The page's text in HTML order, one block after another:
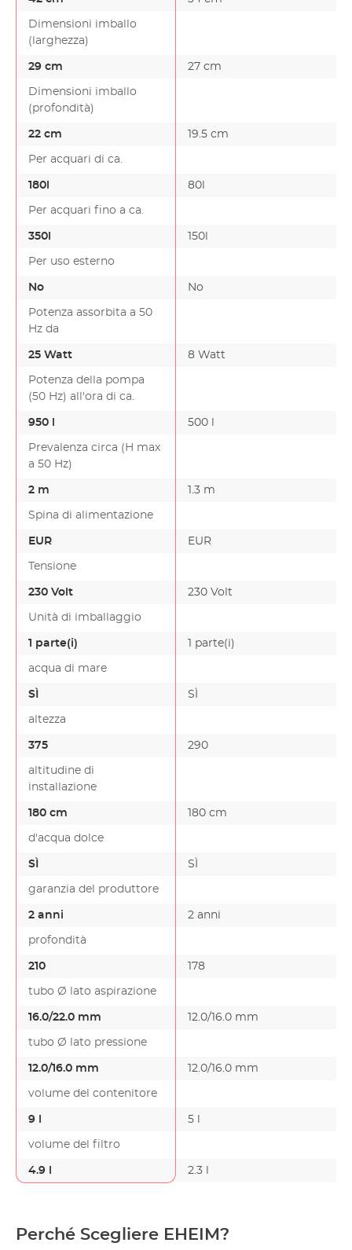
Dimensioni imballo
(larghezza)
29 cm 27 cm
Dimensioni imballo
(profondità)
22 cm 19.5 cm
Per acquari di ca.
180l 80l
Per acquari fino a ca.
350l 150l
Per uso esterno
No No
Potenza assorbita a 50
Hz da
25 Watt 8 Watt
Potenza della pompa
(50 Hz) all'ora di ca.
950 l 500 l
Prevalenza circa (H max
a 50 Hz)
2 m 1.3 m
Spina di alimentazione
EUR EUR
Tensione
230 Volt 230 Volt
Unità di imballaggio
1 parte(i) 1 parte(i)
acqua di mare
SÌ SÌ
altezza
375 290
altitudine di
installazione
180 cm 180 cm
d'acqua dolce
SÌ SÌ
garanzia del produttore
2 anni 2 anni
profondità
210 178
tubo Ø lato aspirazione
16.0/22.0 mm 12.0/16.0 mm
tubo Ø lato pressione
12.0/16.0 mm 12.0/16.0 mm
volume del contenitore
9 l 5 l
volume del filtro
4.9 l 2.3 l
Perché Scegliere EHEIM?